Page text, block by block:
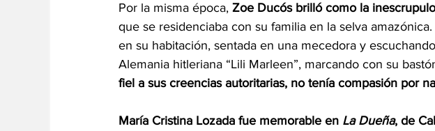
Por la misma época, Zoe Ducós brilló como la
que se residenciaba con su familia en la selva
en su habitación, sentada en una mecedora y
Alemania hitleriana “Lili Marleen”, marcando con su
fiel a sus creencias autoritarias, no tenía compasión por
María Cristina Lozada fue memorable en La Dueña, de